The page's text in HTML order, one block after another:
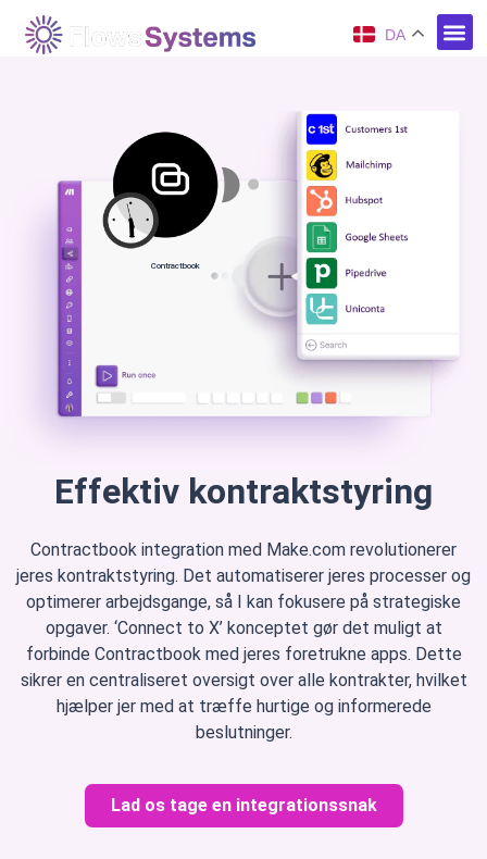
DA
Effektiv kontraktstyring
Contractbook integration med Make.com revolutionerer
jeres kontraktstyring. Det automatiserer jeres processer og
optimerer arbejdsgange, så I kan fokusere på strategiske
opgaver. ‘Connect to X’ konceptet gør det muligt at
forbinde Contractbook med jeres foretrukne apps. Dette
sikrer en centraliseret oversigt over alle kontrakter, hvilket
hjælper jer med at træffe hurtige og informerede
beslutninger.
Lad os tage en integrationssnak
Contractbook